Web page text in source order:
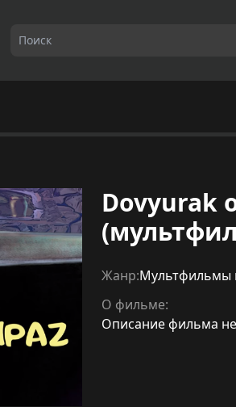
Dovyurak
Жанр:Мультфильмы
О фильме:
Описание фильма